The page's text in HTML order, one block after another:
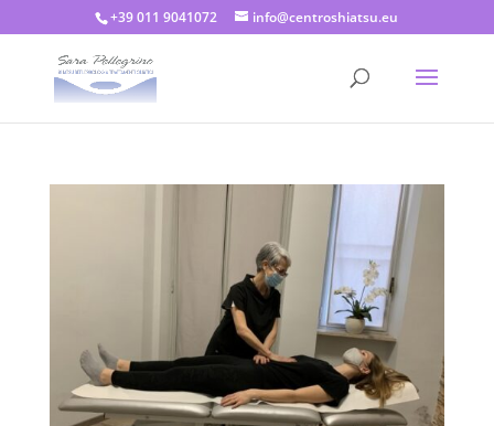
+39 011 9041072 info@centroshiatsu.eu